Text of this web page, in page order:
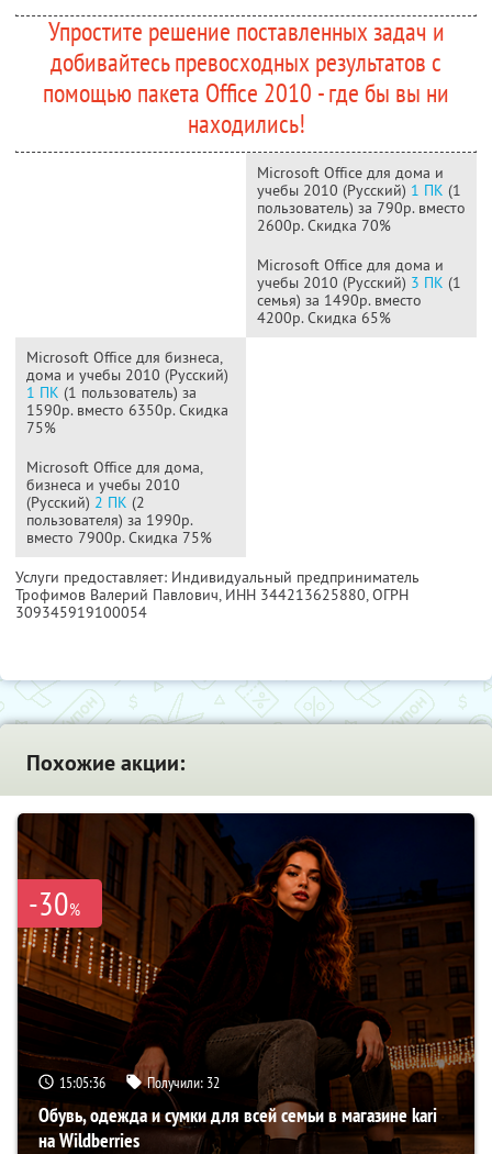
Упростите решение поставленных задач и
добивайтесь превосходных результатов с
помощью пакета Office 2010 - где бы вы ни
находились!
Microsoft Office для дома и
учебы 2010 (Русский) 1 ПК (1
пользователь) за 790р. вместо
2600р. Скидка 70%
Microsoft Office для дома и
учебы 2010 (Русский) 3 ПК (1
семья) за 1490р. вместо
4200р. Скидка 65%
Microsoft Office для бизнеса,
дома и учебы 2010 (Русский)
1 ПК (1 пользователь) за
1590р. вместо 6350р. Скидка
75%
Microsoft Office для дома,
бизнеса и учебы 2010
(Русский) 2 ПК (2
пользователя) за 1990р.
вместо 7900р. Скидка 75%
Услуги предоставляет: Индивидуальный предприниматель
Трофимов Валерий Павлович, ИНН 344213625880, ОГРН
309345919100054
Похожие акции:
-30%
15:05:35 Получили: 32
Обувь, одежда и сумки для всей семьи в магазине kari
на Wildberries